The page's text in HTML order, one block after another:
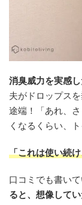
消臭威力を実感
夫がドロップス
途端！「あれ、
くなるくらい、
「これは使い続
口コミでも書い
ると、想像して